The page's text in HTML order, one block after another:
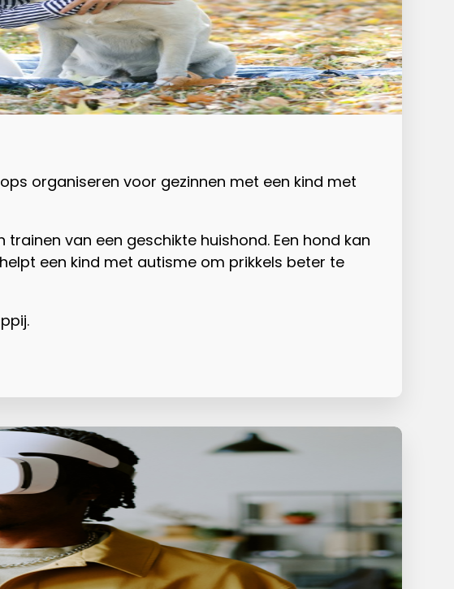
organiseren voor gezinnen met een kind met
van een geschikte huishond. Een hond kan
een kind met autisme om prikkels beter te